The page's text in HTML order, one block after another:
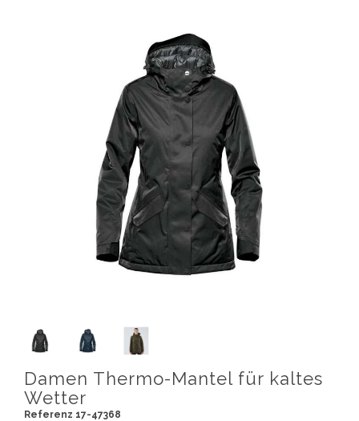
Damen Thermo-Mantel für kaltes
Wetter
Referenz 17-47368